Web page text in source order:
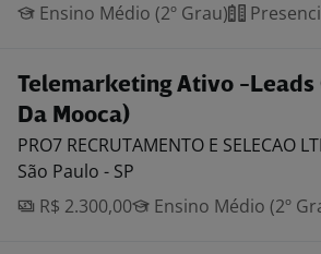
Ensino Médio (2º Grau)
Telemarketing Ativo -Leads
Da Mooca)
PRO7 RECRUTAMENTO E SELECAO
São Paulo - SP
R$ 2.300,00
Ensino Médio (2º